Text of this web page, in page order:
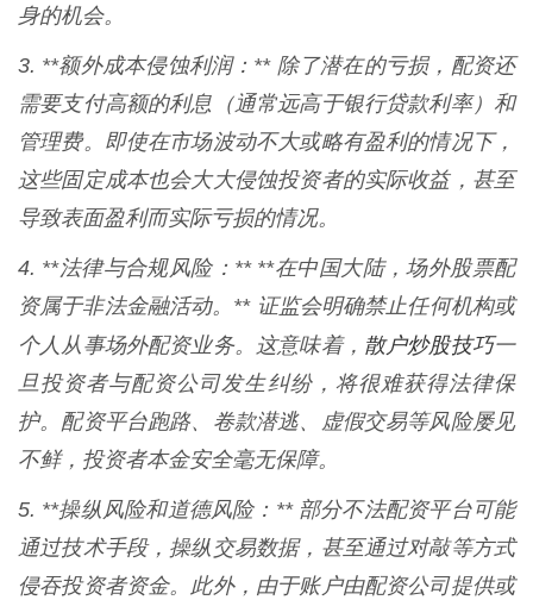
身的机会。
3. **额外成本侵蚀利润：** 除了潜在的亏损，配资还
需要支付高额的利息（通常远高于银行贷款利率）和
管理费。即使在市场波动不大或略有盈利的情况下，
这些固定成本也会大大侵蚀投资者的实际收益，甚至
导致表面盈利而实际亏损的情况。
4. **法律与合规风险：** **在中国大陆，场外股票配
资属于非法金融活动。** 证监会明确禁止任何机构或
个人从事场外配资业务。这意味着， 散户炒股技巧一
旦投资者与配资公司发生纠纷，将很难获得法律保
护。配资平台跑路、卷款潜逃、虚假交易等风险屡见
不鲜，投资者本金安全毫无保障。
5. **操纵风险和道德风险：** 部分不法配资平台可能
通过技术手段，操纵交易数据，甚至通过对敲等方式
侵吞投资者资金。此外，由于账户由配资公司提供或